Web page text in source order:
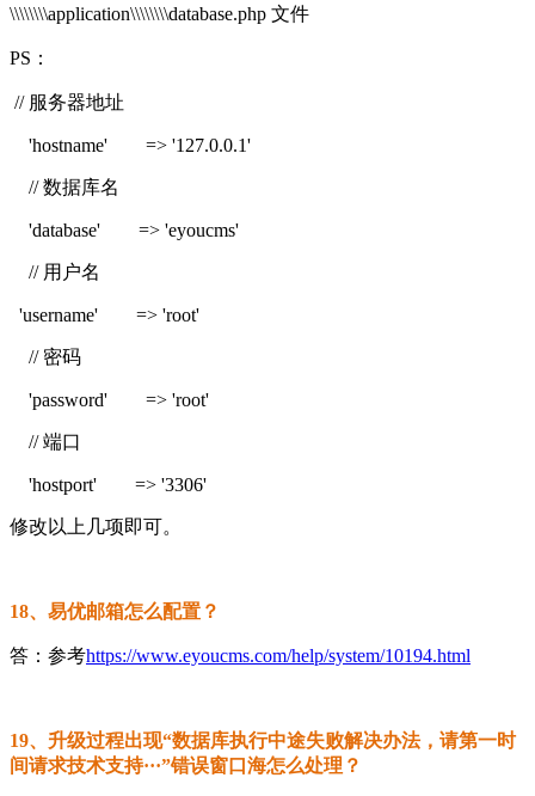
\\\\\\\\application\\\\\\\\database.php 文件
PS：
// 服务器地址
'hostname' => '127.0.0.1'
// 数据库名
'database' => 'eyoucms'
// 用户名
'username' => 'root'
// 密码
'password' => 'root'
// 端口
'hostport' => '3306'
修改以上几项即可。
18、易优邮箱怎么配置？
答：参考https://www.eyoucms.com/help/system/10194.html
19、升级过程出现“数据库执行中途失败解决办法，请第一时
间请求技术支持···”错误窗口海怎么处理？